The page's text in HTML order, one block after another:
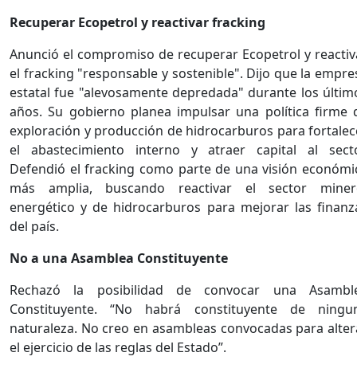
Recuperar Ecopetrol y reactivar fracking
Anunció el compromiso de recuperar Ecopetrol y
el fracking "responsable y sostenible". Dijo que la
estatal fue "alevosamente depredada" durante los
años. Su gobierno planea impulsar una política firme
exploración y producción de hidrocarburos para
el abastecimiento interno y atraer capital al
Defendió el fracking como parte de una visión
más amplia, buscando reactivar el sector
energético y de hidrocarburos para mejorar las
del país.
No a una Asamblea Constituyente
Rechazó la posibilidad de convocar una
Constituyente. “No habrá constituyente de
naturaleza. No creo en asambleas convocadas para
el ejercicio de las reglas del Estado”.